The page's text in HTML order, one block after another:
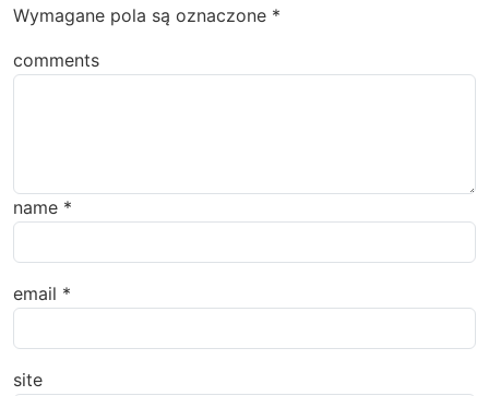
Wymagane pola są oznaczone *
comments
name *
email *
site